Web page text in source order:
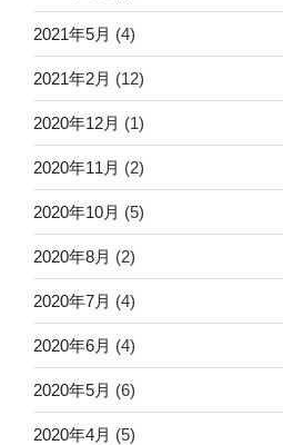
2021年5月 (4)
2021年2月 (12)
2020年12月 (1)
2020年11月 (2)
2020年10月 (5)
2020年8月 (2)
2020年7月 (4)
2020年6月 (4)
2020年5月 (6)
2020年4月 (5)